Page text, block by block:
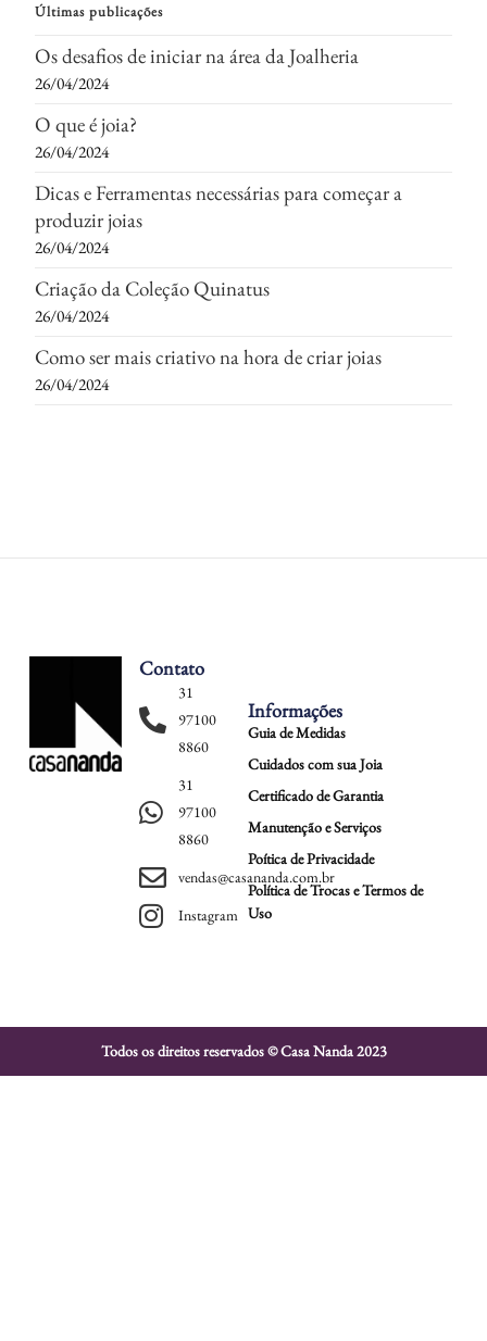
Últimas publicações
Os desafios de iniciar na área da Joalheria
26/04/2024
O que é joia?
26/04/2024
Dicas e Ferramentas necessárias para começar a
produzir joias
26/04/2024
Criação da Coleção Quinatus
26/04/2024
Como ser mais criativo na hora de criar joias
26/04/2024
Contato
31
97100
8860
31
97100
8860
vendas@casananda.com.br
Instagram
Informações
Guia de Medidas
Cuidados com sua Joia
Certificado de Garantia
Manutenção e Serviços
Poítica de Privacidade
Política de Trocas e Termos de
Uso
Todos os direitos reservados © Casa Nanda 2023